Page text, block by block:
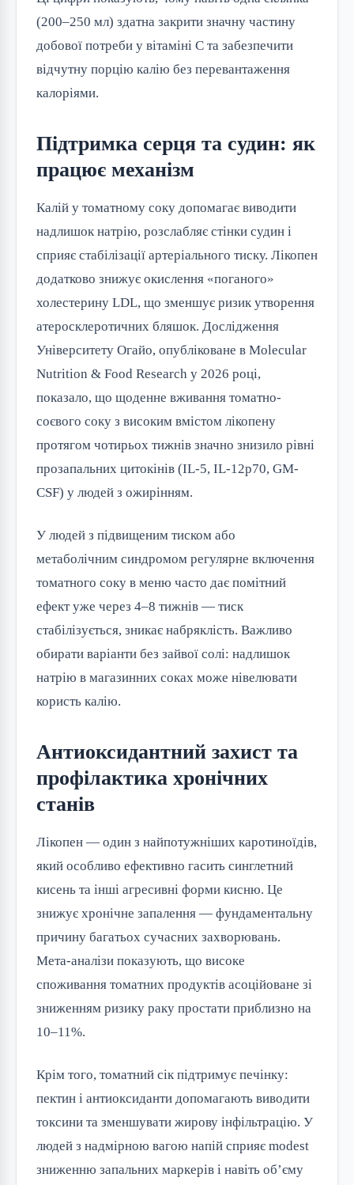
(200–250 мл) здатна закрити значну частину
добової потреби у вітаміні C та забезпечити
відчутну порцію калію без перевантаження
калоріями.
Підтримка серця та судин: як
працює механізм
Калій у томатному соку допомагає виводити
надлишок натрію, розслабляє стінки судин і
сприяє стабілізації артеріального тиску. Лікопен
додатково знижує окислення «поганого»
холестерину LDL, що зменшує ризик утворення
атеросклеротичних бляшок. Дослідження
Університету Огайо, опубліковане в Molecular
Nutrition & Food Research у 2026 році,
показало, що щоденне вживання томатно-
соєвого соку з високим вмістом лікопену
протягом чотирьох тижнів значно знизило рівні
прозапальних цитокінів (IL-5, IL-12p70, GM-
CSF) у людей з ожирінням.
У людей з підвищеним тиском або
метаболічним синдромом регулярне включення
томатного соку в меню часто дає помітний
ефект уже через 4–8 тижнів — тиск
стабілізується, зникає набряклість. Важливо
обирати варіанти без зайвої солі: надлишок
натрію в магазинних соках може нівелювати
користь калію.
Антиоксидантний захист та
профілактика хронічних
станів
Лікопен — один з найпотужніших каротиноїдів,
який особливо ефективно гасить синглетний
кисень та інші агресивні форми кисню. Це
знижує хронічне запалення — фундаментальну
причину багатьох сучасних захворювань.
Мета-аналізи показують, що високе
споживання томатних продуктів асоційоване зі
зниженням ризику раку простати приблизно на
10–11%.
Крім того, томатний сік підтримує печінку:
пектин і антиоксиданти допомагають виводити
токсини та зменшувати жирову інфільтрацію. У
людей з надмірною вагою напій сприяє modest
зниженню запальних маркерів і навіть об’єму